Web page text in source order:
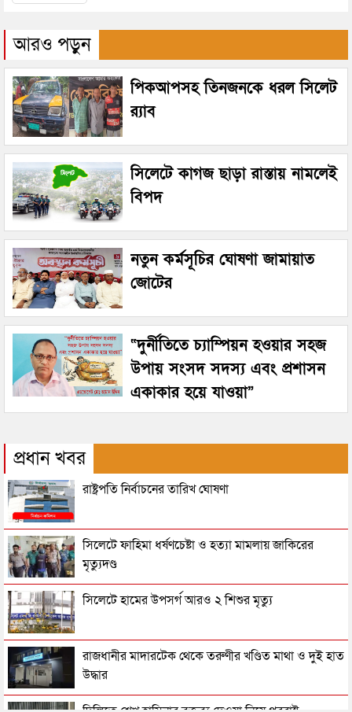
আরও পড়ুন
পিকআপসহ তিনজনকে ধরল সিলেট
র‌্যাব
সিলেটে কাগজ ছাড়া রাস্তায় নামলেই
বিপদ
নতুন কর্মসূচির ঘোষণা জামায়াত
জোটের
“দুর্নীতিতে চ্যাম্পিয়ন হওয়ার সহজ
উপায় সংসদ সদস্য এবং প্রশাসন
একাকার হয়ে যাওয়া”
প্রধান খবর
রাষ্ট্রপতি নির্বাচনের তারিখ ঘোষণা
সিলেটে ফাহিমা ধর্ষণচেষ্টা ও হত্যা মামলায় জাকিরের
মৃত্যুদণ্ড
সিলেটে হামের উপসর্গ আরও ২ শিশুর মৃত্যু
রাজধানীর মাদারটেক থেকে তরুণীর খণ্ডিত মাথা ও দুই হাত
উদ্ধার